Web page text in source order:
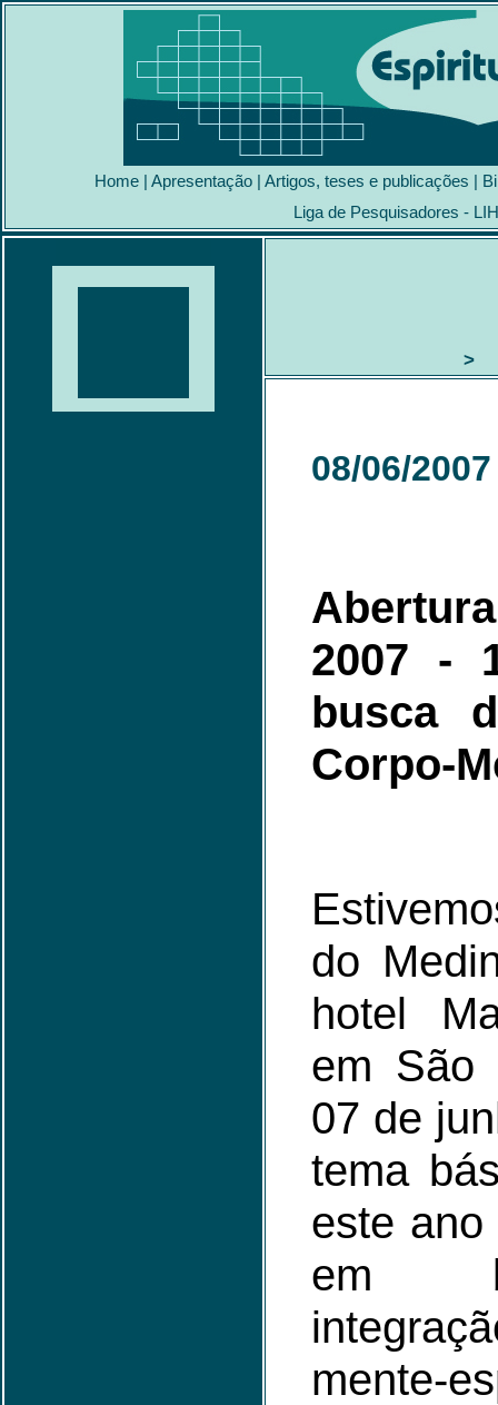
Home | Apresentação | Artigos, teses e publicações |
Liga de Pesquisadores -
>
08/06/2007
2007 -
busca
Corpo-
do
hotel
em São
07 de
tema
este
em
mente-